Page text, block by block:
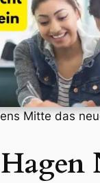
Mitte das